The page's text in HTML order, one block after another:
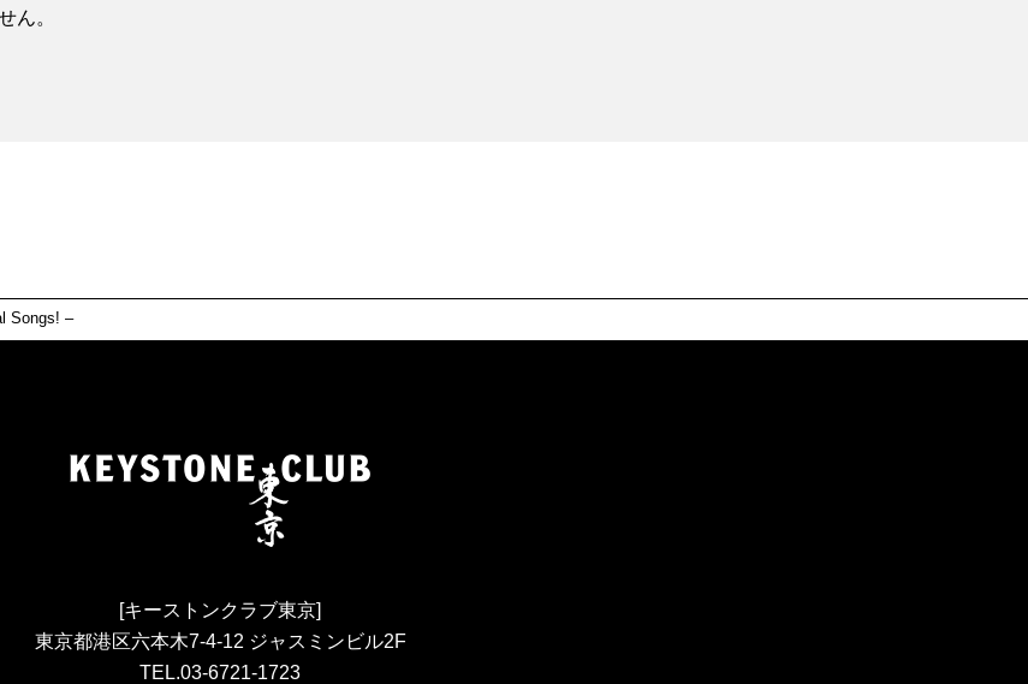
ん。
Songs! –
[キーストンクラブ東京]
東京都港区六本木7-4-12 ジャスミンビル2F
TEL.03-6721-1723